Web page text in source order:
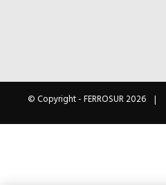
© Copyright -FERROSUR2026